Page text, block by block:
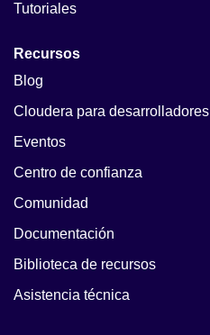
Tutoriales
Recursos
Blog
Cloudera para desarrolladores
Eventos
Centro de confianza
Comunidad
Documentación
Biblioteca de recursos
Asistencia técnica